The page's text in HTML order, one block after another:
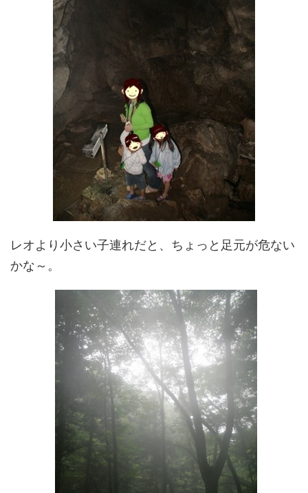
レオより小さい子連れだと、ちょっと足元が危ない
かな～。